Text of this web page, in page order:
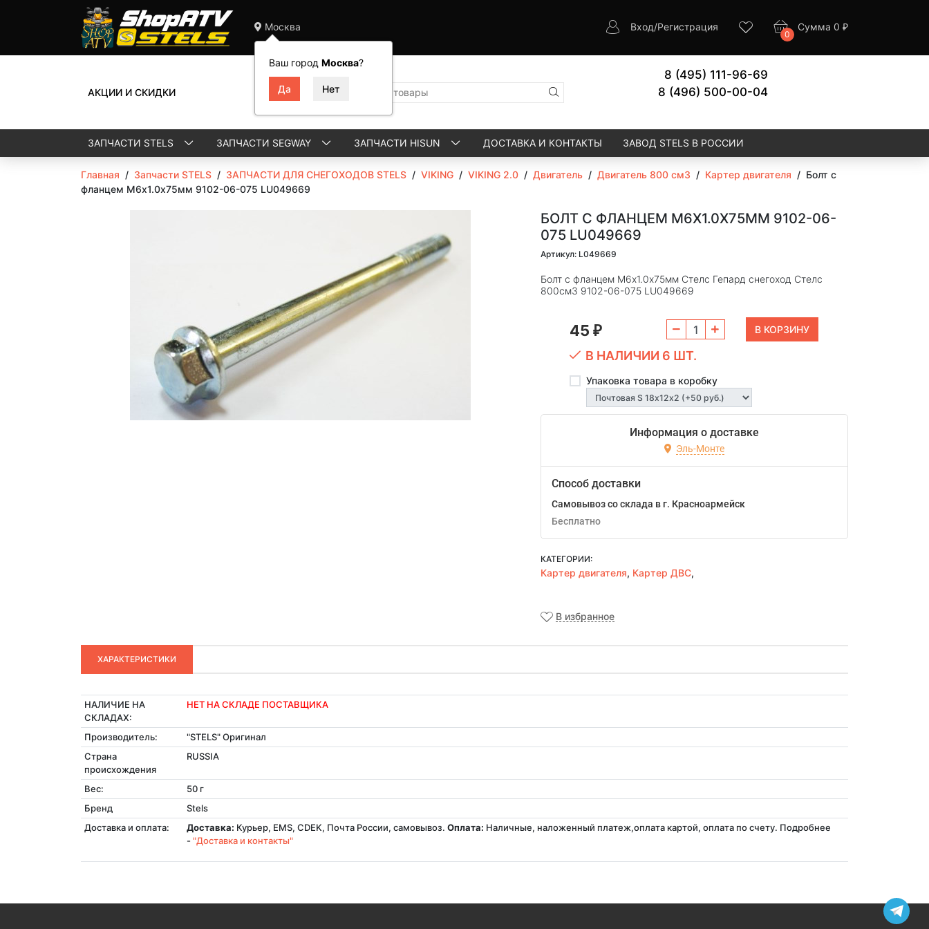
Москва
Ваш город Москва?
Вход/Регистрация
0
Сумма 0 ₽
АКЦИИ И СКИДКИ
8 (495) 111-96-69
8 (496) 500-00-04
ЗАПЧАСТИ STELS ЗАПЧАСТИ SEGWAY ЗАПЧАСТИ HISUN ДОСТАВКА И КОНТАКТЫ ЗАВОД STELS В РОССИИ
Главная / Запчасти STELS / ЗАПЧАСТИ ДЛЯ СНЕГОХОДОВ STELS / VIKING / VIKING 2.0 / Двигатель / Двигатель 800 см3 / Картер двигателя / Болт с
фланцем M6х1.0х75мм 9102-06-075 LU049669
БОЛТ С ФЛАНЦЕМ M6Х1.0Х75ММ 9102-06-
075 LU049669
Артикул: L049669
Болт с фланцем M6х1.0х75мм Стелс Гепард снегоход Стелс
800см3 9102-06-075 LU049669
45₽
В НАЛИЧИИ 6 ШТ.
Упаковка товара в коробку
Информация о доставке
Эль-Монте
Способ доставки
Самовывоз со склада в г. Красноармейск
Бесплатно
КАТЕГОРИИ:
Картер двигателя, Картер ДВС,
В избранное
ХАРАКТЕРИСТИКИ
НАЛИЧИЕ НА
СКЛАДАХ:
НЕТ НА СКЛАДЕ ПОСТАВЩИКА
Производитель:
"STELS" Оригинал
Страна
происхождения
RUSSIA
Вес:
50 г
Бренд
Stels
Доставка и оплата:
Доставка: Курьер, EMS, CDEK, Почта России, самовывоз. Оплата: Наличные, наложенный платеж,оплата картой, оплата по счету. Подробнее
- "Доставка и контакты"